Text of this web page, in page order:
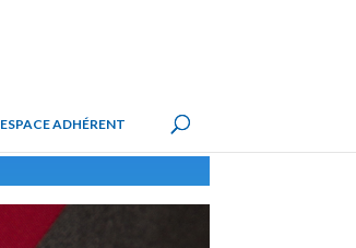
ESPACE ADHÉRENT